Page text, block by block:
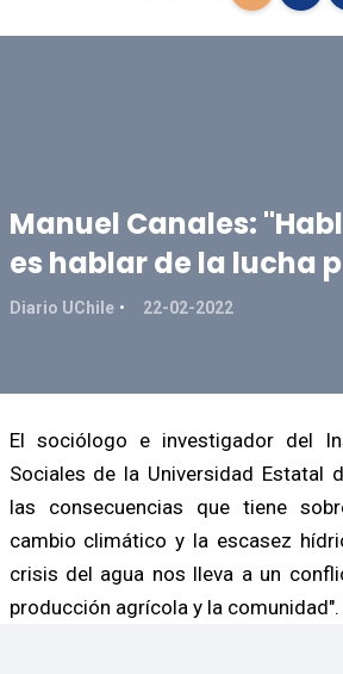
Manuel Canales:
es hablar de la lucha
Diario UChile 22-02-2022
El sociólogo e investigador del
Sociales de la Universidad Estatal
las consecuencias que tiene
cambio climático y la escasez
crisis del agua nos lleva a un
producción agrícola y la comunidad".